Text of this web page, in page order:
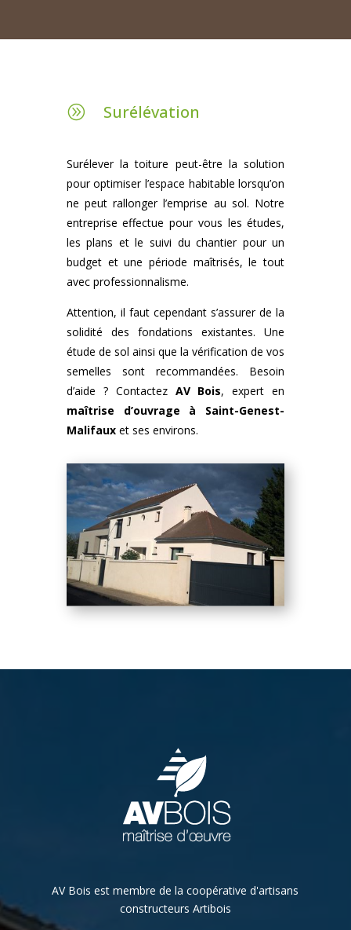
A Surélévation
Surélever la toiture peut-être la solution
pour optimiser l’espace habitable lorsqu’on
ne peut rallonger l’emprise au sol. Notre
entreprise effectue pour vous les études,
les plans et le suivi du chantier pour un
budget et une période maîtrisés, le tout
avec professionnalisme.
Attention, il faut cependant s’assurer de la
solidité des fondations existantes. Une
étude de sol ainsi que la vérification de vos
semelles sont recommandées. Besoin
d’aide ? Contactez AV Bois, expert en
maîtrise d’ouvrage à Saint-Genest-
Malifauxet ses environs.
AV Bois est membre de la coopérative d'artisans
constructeurs Artibois